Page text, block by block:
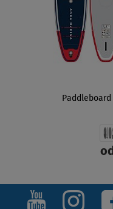
Paddleboard